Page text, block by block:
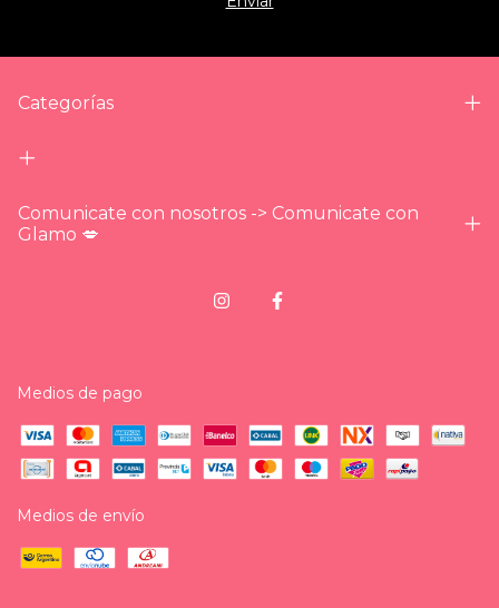
Categorías
Comunicate con nosotros -> Comunicate con
Glamo 💋
Medios de pago
Medios de envío